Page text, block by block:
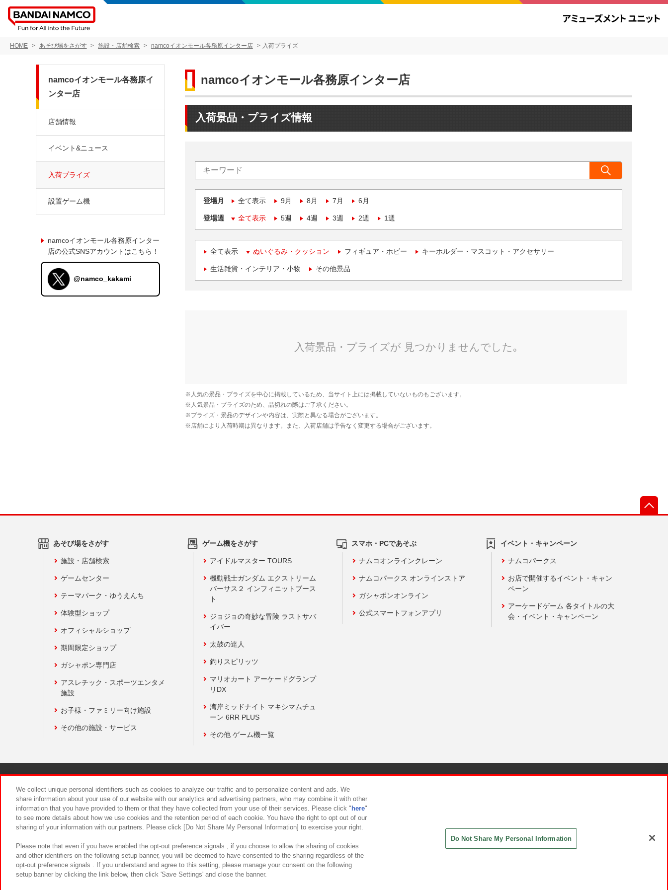
HOME あそび場をさがす 施設・店舗検索 namcoイオンモール各務原インター店 入荷プライズ
namcoイオンモール各務原インター店
入荷景品・プライズ情報
登場月 全て表示 9月 8月 7月 6月
登場週 全て表示 5週 4週 3週 2週 1週
全て表示 ぬいぐるみ・クッション フィギュア・ホビー キーホルダー・マスコット・アクセサリー
生活雑貨・インテリア・小物 その他景品
namcoイオンモール各務原イ
ンター店
店舗情報
イベント&ニュース
入荷プライズ
設置ゲーム機
namcoイオンモール各務原インター
店の公式SNSアカウントはこちら！
@namco_kakami
あそび場をさがす
施設・店舗検索
ゲームセンター
テーマパーク・ゆうえんち
体験型ショップ
オフィシャルショップ
期間限定ショップ
ガシャポン専門店
アスレチック・スポーツエンタメ
施設
お子様・ファミリー向け施設
その他の施設・サービス
ゲーム機をさがす
アイドルマスター TOURS
機動戦士ガンダム エクストリーム
バーサス２ インフィニットブース
ト
ジョジョの奇妙な冒険 ラストサバ
イバー
太鼓の達人
釣りスピリッツ
マリオカート アーケードグランプ
リDX
湾岸ミッドナイト マキシマムチュ
ーン 6RR PLUS
その他 ゲーム機一覧
スマホ・PCであそぶ
ナムコオンラインクレーン
ナムコパークス オンラインストア
ガシャポンオンライン
公式スマートフォンアプリ
イベント・キャンペーン
ナムコパークス
お店で開催するイベント・キャン
ペーン
アーケードゲーム 各タイトルの大
会・イベント・キャンペーン
食品のご提供について カスタマーハラスメント対応方針
We collect unique personal identifiers such as cookies to analyze our traffic and to personalize content and ads. We
share information about your use of our website with our analytics and advertising partners, who may combine it with other
information that you have provided to them or that they have collected from your use of their services. Please click " here"
to see more details about how we use cookies and the retention period of each cookie. You have the right to opt out of our
sharing of your information with our partners. Please click [Do Not Share My Personal Information] to exercise your right.
Please note that even if you have enabled the opt-out preference signals , if you choose to allow the sharing of cookies
and other identifiers on the following setup banner, you will be deemed to have consented to the sharing regardless of the
opt-out preference signals . If you understand and agree to this setting, please manage your consent on the following
setup banner by clicking the link below, then click 'Save Settings' and close the banner.
Do Not Share My Personal Information